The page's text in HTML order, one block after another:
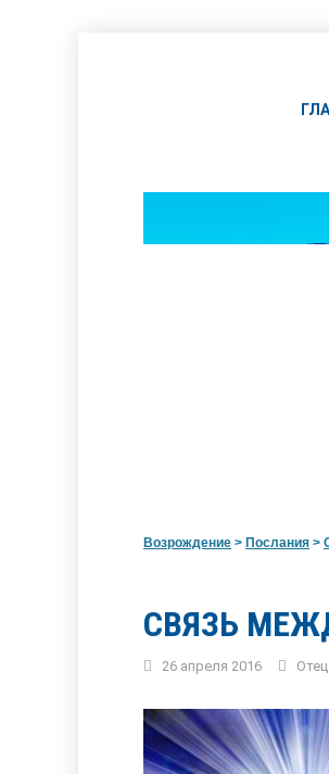
Возрождение > Послания >
СВЯЗЬ
26 апреля 2016